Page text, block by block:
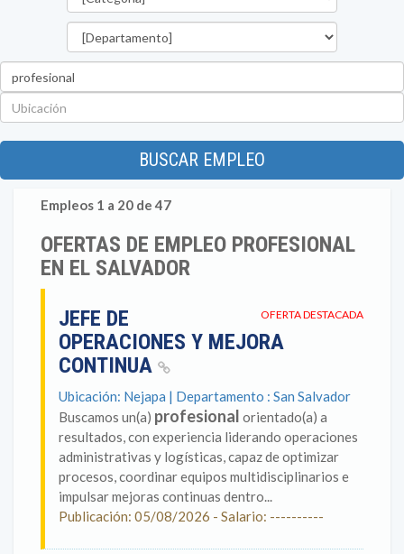
BUSCAR EMPLEO
Empleos 1 a 20 de 47
OFERTAS DE EMPLEO PROFESIONAL
EN EL SALVADOR
OFERTA DESTACADA
JEFE DE
OPERACIONES Y MEJORA
CONTINUA
Ubicación: Nejapa | Departamento : San Salvador
Buscamos un(a) profesional orientado(a) a
resultados, con experiencia liderando operaciones
administrativas y logísticas, capaz de optimizar
procesos, coordinar equipos multidisciplinarios e
impulsar mejoras continuas dentro...
Publicación: 05/08/2026 - Salario: ----------